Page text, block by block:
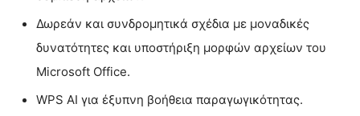
Δωρεάν και συνδρομητικά σχέδια με μοναδικές
δυνατότητες και υποστήριξη μορφών αρχείων του
Microsoft Office.
WPS AI για έξυπνη βοήθεια παραγωγικότητας.